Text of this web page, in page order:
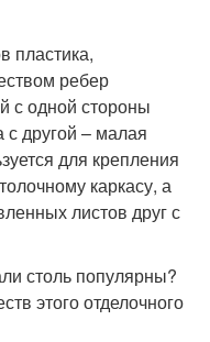
пластика,
ребер
с одной стороны
другой – малая
для крепления
каркасу, а
листов друг с
столь популярны?
этого отделочного